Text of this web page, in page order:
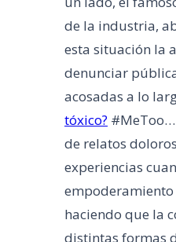
de la industria,
esta situación la
denunciar
acosadas a lo
tóxico? #MeToo…
de relatos
experiencias
haciendo que la
distintas formas